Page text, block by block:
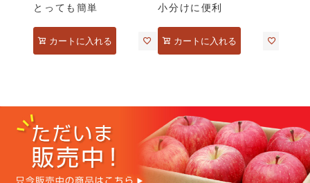
とっても簡単
カートに入れる
小分けに便利
カートに入れる